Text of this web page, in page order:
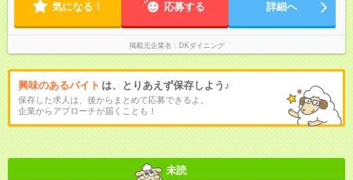
気になる！ 応募する 詳細へ
掲載元企業名 DKダイニング
興味のあるバイト は、とりあえず保存しよう♪
保存した求人は、後からまとめて応募できるよ。
企業からアプローチが届くことも！
未読